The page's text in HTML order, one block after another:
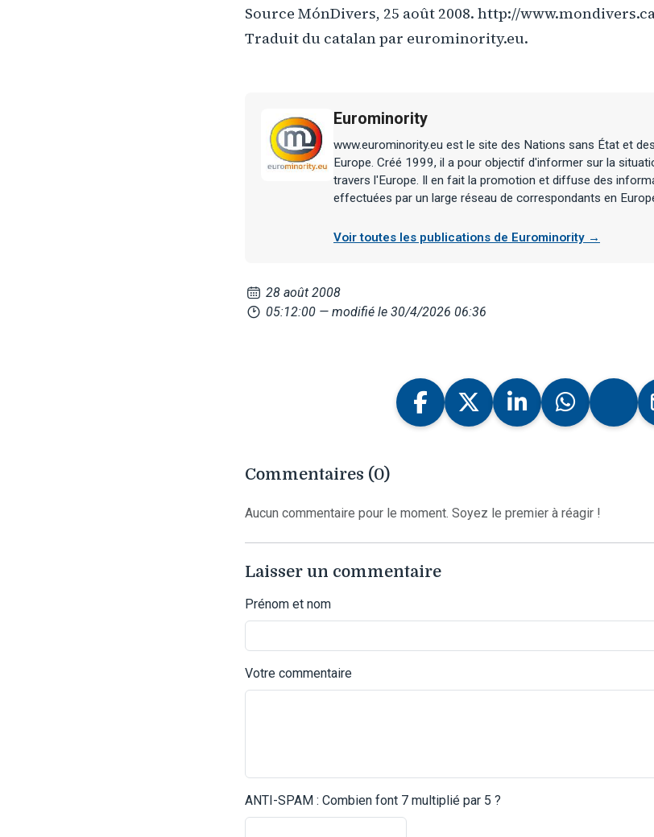
Source MónDivers, 25 août 2008. http://
Traduit du catalan par eurominority.eu.
Eurominority
www.eurominority.eu est le site des Nations sans État et
Europe. Créé 1999, il a pour objectif d'informer sur la
travers l'Europe. Il en fait la promotion et diffuse des
effectuées par un large réseau de correspondants en
Voir toutes les publications de Eurominority →
28 août 2008
05:12:00 — modifié le 30/4/2026 06:36
Commentaires (0)
Aucun commentaire pour le moment. Soyez le premier à réagir !
Laisser un commentaire
Prénom et nom
Votre commentaire
ANTI-SPAM : Combien font 7 multiplié par 5 ?